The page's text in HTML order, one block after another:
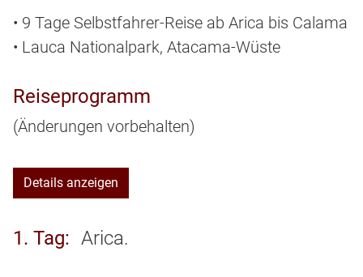
• 9 Tage Selbstfahrer-Reise ab Arica bis Calama
• Lauca Nationalpark, Atacama-Wüste
Reiseprogramm
(Änderungen vorbehalten)
Details anzeigen
1. Tag Arica.